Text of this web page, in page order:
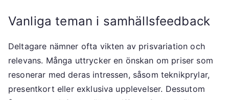
Vanliga teman i samhällsfeedback
Deltagare nämner ofta vikten av prisvariation och
relevans. Många uttrycker en önskan om priser som
resonerar med deras intressen, såsom teknikprylar,
presentkort eller exklusiva upplevelser. Dessutom